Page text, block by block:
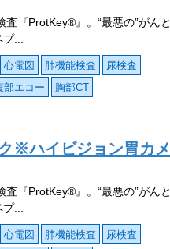
『ProtKey®』。“最悪の”がんと
...
心電図 肺機能検査
尿検査
部エコー 胸部CT
※ハイビジョン胃カメ
『ProtKey®』。“最悪の”がんと
...
心電図 肺機能検査
尿検査